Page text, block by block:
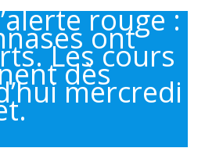
rouge :
ont
Les cours
dès
mercredi